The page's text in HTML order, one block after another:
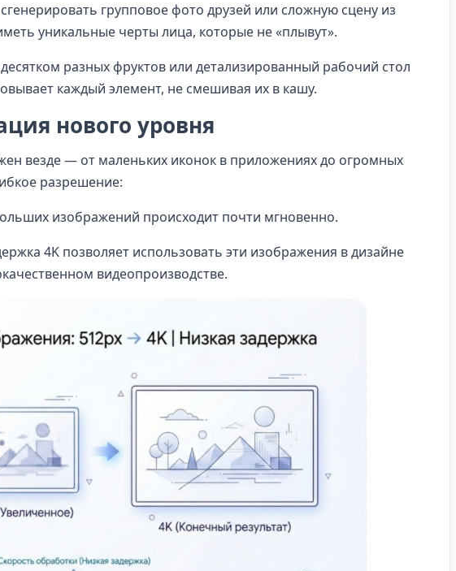
групповое фото друзей или сложную сцену из
уникальные черты лица, которые не «плывут».
разных фруктов или детализированный рабочий стол
каждый элемент, не смешивая их в кашу.
нового уровня
везде — от маленьких иконок в приложениях до огромных
разрешение:
изображений происходит почти мгновенно.
4K позволяет использовать эти изображения в дизайне
видеопроизводстве.